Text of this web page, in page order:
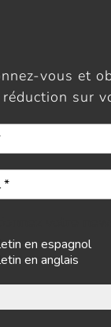
vous et
réduction sur
en espagnol
en anglais